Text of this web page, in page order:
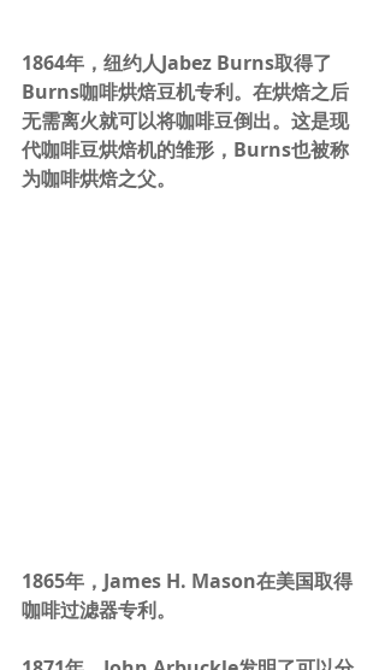
1864年，纽约人Jabez Burns取得了
Burns咖啡烘焙豆机专利。在烘焙之后
无需离火就可以将咖啡豆倒出。这是现
代咖啡豆烘焙机的雏形，Burns也被称
为咖啡烘焙之父。
1865年，James H. Mason在美国取得
咖啡过滤器专利。